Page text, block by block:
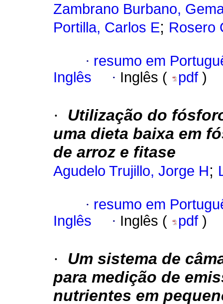
Zambrano Burbano,
Portilla, Carlos E; Rosero
· resumo em
Inglês
· Inglês ( pdf )
·
Utilização do
uma dieta baixa em
de arroz e fitase
Agudelo Trujillo, Jorge H;
· resumo em
Inglês
· Inglês ( pdf )
·
Um sistema de
para medição de
nutrientes em